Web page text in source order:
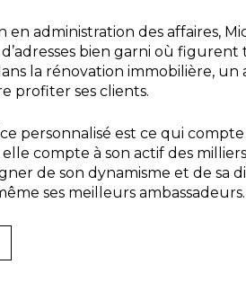
en administration des affaires,
bien garni où figurent
la rénovation immobilière, un
profiter ses clients.
personnalisé est ce qui
compte à son actif des
de son dynamisme et de sa
ses meilleurs ambassadeurs.